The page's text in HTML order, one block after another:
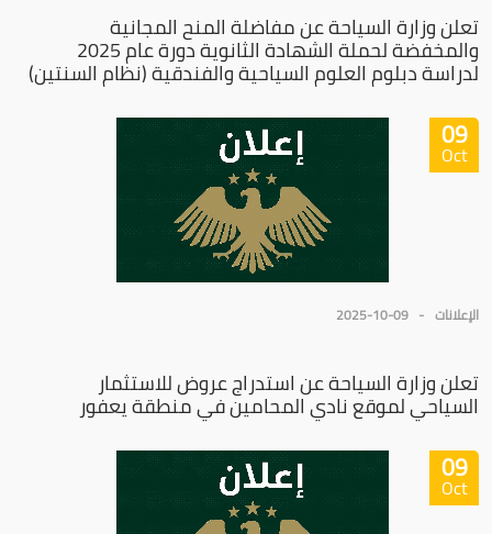
تعلن وزارة السياحة عن مفاضلة المنح المجانية
والمخفضة لحملة الشهادة الثانوية دورة عام 2025
لدراسة دبلوم العلوم السياحية والفندقية (نظام السنتين)
09
Oct
الإعلانات 2025-10-09
تعلن وزارة السياحة عن استدراج عروض للاستثمار
السياحي لموقع نادي المحامين في منطقة يعفور
09
Oct